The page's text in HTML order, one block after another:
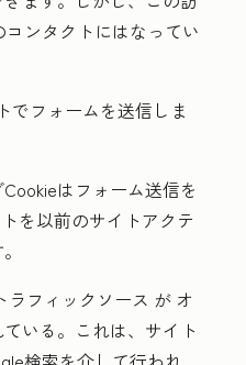
コンタクトにはなってい
でフォームを送信しま
はフォーム送信を
を以前のサイトアクテ
ラフィックソース が オ
いる。これは、サイト